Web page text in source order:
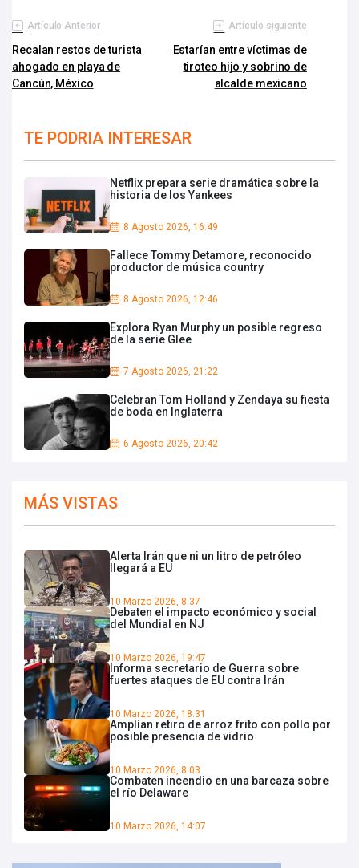
Artículo Anterior
Recalan restos de turista
ahogado en playa de
Cancún, México
Artículo siguiente
Estarían entre víctimas de
tiroteo hijo y sobrino de
alcalde mexicano
TE PODRIA INTERESAR
Netflix prepara serie dramática sobre la
historia de los Yankees
8 Agosto 2026, 16:49
Fallece Tommy Detamore, reconocido
productor de música country
8 Agosto 2026, 12:46
Explora Ryan Murphy un posible regreso
de la serie Glee
7 Agosto 2026, 21:22
Celebran Tom Holland y Zendaya su fiesta
de boda en Inglaterra
6 Agosto 2026, 20:42
MÁS VISTAS
Alerta Irán que ni un litro de petróleo
llegará a EU
10 Marzo 2026, 8:37
Debaten el impacto económico y social
del Mundial en NJ
10 Marzo 2026, 19:47
Informa secretario de Guerra sobre
fuertes ataques de EU contra Irán
10 Marzo 2026, 18:31
Amplían retiro de arroz frito con pollo por
posible presencia de vidrio
10 Marzo 2026, 8:03
Combaten incendio en una barcaza sobre
el río Delaware
10 Marzo 2026, 14:07